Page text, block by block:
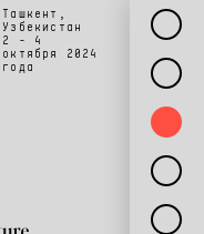
Ташкент,
Узбекистан
2 - 4
октября 2024
года